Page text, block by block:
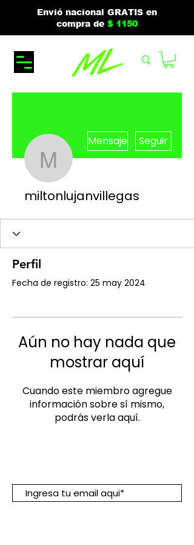
Envió nacional GRATIS en
compra de $ 1150
Mensaje Seguir
miltonlujanvillegas
Perfil
Fecha de registro: 25 may 2024
Aún no hay nada que
mostrar aquí
Cuando este miembro agregue
información sobre sí mismo,
podrás verla aquí.